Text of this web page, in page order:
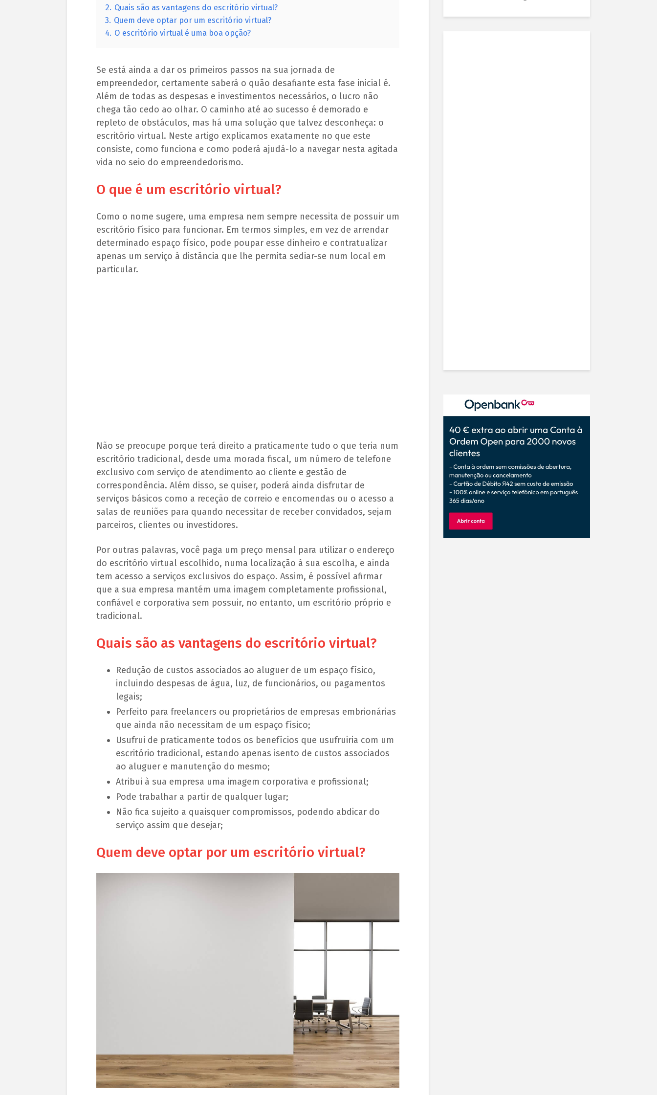
2. Quais são as vantagens do escritório virtual?
3. Quem deve optar por um escritório virtual?
4. O escritório virtual é uma boa opção?
Se está ainda a dar os primeiros passos na sua jornada de
empreendedor, certamente saberá o quão desafiante esta fase inicial é.
Além de todas as despesas e investimentos necessários, o lucro não
chega tão cedo ao olhar. O caminho até ao sucesso é demorado e
repleto de obstáculos, mas há uma solução que talvez desconheça: o
escritório virtual. Neste artigo explicamos exatamente no que este
consiste, como funciona e como poderá ajudá-lo a navegar nesta agitada
vida no seio do empreendedorismo.
O que é um escritório virtual?
Como o nome sugere, uma empresa nem sempre necessita de possuir um
escritório físico para funcionar. Em termos simples, em vez de arrendar
determinado espaço físico, pode poupar esse dinheiro e contratualizar
apenas um serviço à distância que lhe permita sediar-se num local em
particular.
Não se preocupe porque terá direito a praticamente tudo o que teria num
escritório tradicional, desde uma morada fiscal, um número de telefone
exclusivo com serviço de atendimento ao cliente e gestão de
correspondência. Além disso, se quiser, poderá ainda disfrutar de
serviços básicos como a receção de correio e encomendas ou o acesso a
salas de reuniões para quando necessitar de receber convidados, sejam
parceiros, clientes ou investidores.
Por outras palavras, você paga um preço mensal para utilizar o endereço
do escritório virtual escolhido, numa localização à sua escolha, e ainda
tem acesso a serviços exclusivos do espaço. Assim, é possível afirmar
que a sua empresa mantém uma imagem completamente profissional,
confiável e corporativa sem possuir, no entanto, um escritório próprio e
tradicional.
Quais são as vantagens do escritório virtual?
Redução de custos associados ao aluguer de um espaço físico,
incluindo despesas de água, luz, de funcionários, ou pagamentos
legais;
Perfeito para freelancers ou proprietários de empresas embrionárias
que ainda não necessitam de um espaço físico;
Usufrui de praticamente todos os benefícios que usufruiria com um
escritório tradicional, estando apenas isento de custos associados
ao aluguer e manutenção do mesmo;
Atribui à sua empresa uma imagem corporativa e profissional;
Pode trabalhar a partir de qualquer lugar;
Não fica sujeito a quaisquer compromissos, podendo abdicar do
serviço assim que desejar;
Quem deve optar por um escritório virtual?